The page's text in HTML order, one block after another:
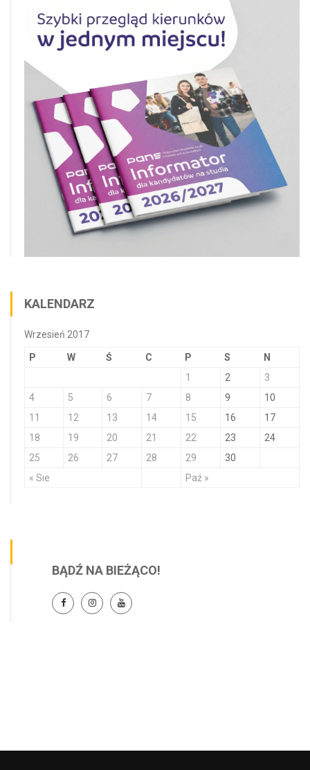
KALENDARZ
Wrzesień 2017
P W Ś C P S N
« Sie Paź »
1 2
3
4
5 6 7 8 9
10
11
12 13 14 15 16
17
18
19 20 21 22 23
24
25
26 27 28 29 30
BĄDŹ NA BIEŻĄCO!